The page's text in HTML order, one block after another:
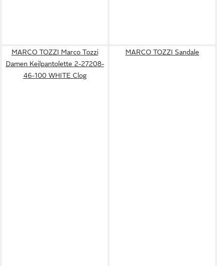
MARCO TOZZI Marco Tozzi
Damen Keilpantolette 2-27208-
46-100 WHITE Clog
MARCO TOZZI Sandale